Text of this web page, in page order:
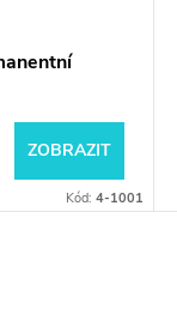
ZOBRAZIT
Kód: 4-1001